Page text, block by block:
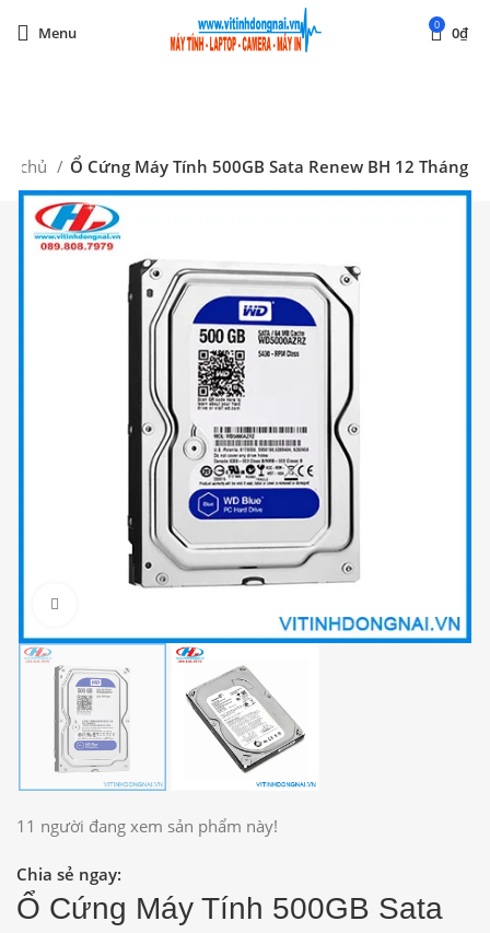
Menu 0 0₫
chủ Ổ Cứng Máy Tính 500GB Sata Renew BH 12 Tháng
11 người đang xem sản phẩm này!
Chia sẻ ngay:
Ổ Cứng Máy Tính 500GB Sata